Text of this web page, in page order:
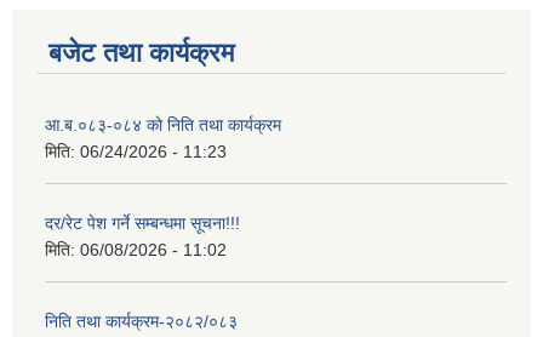
बजेट तथा कार्यक्रम
आ.ब.०८३-०८४ काे निति तथा कार्यक्रम
मिति: 06/24/2026 - 11:23
दर/रेट पेश गर्ने सम्बन्धमा सूचना!!!
मिति: 06/08/2026 - 11:02
निति तथा कार्यक्रम-२०८२/०८३